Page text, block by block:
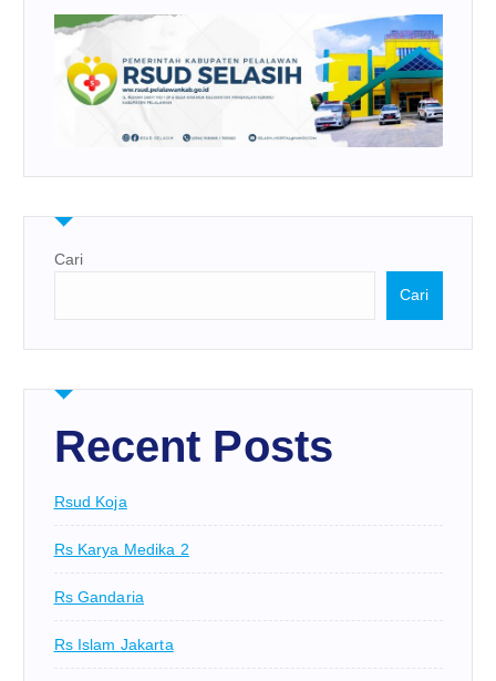
Cari
Cari
Recent Posts
Rsud Koja
Rs Karya Medika 2
Rs Gandaria
Rs Islam Jakarta